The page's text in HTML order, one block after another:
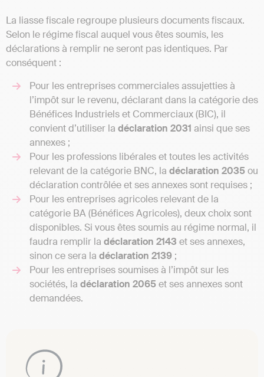
La liasse fiscale regroupe plusieurs documents fiscaux.
Selon le régime fiscal auquel vous êtes soumis, les
déclarations à remplir ne seront pas identiques. Par
conséquent :
Pour les entreprises commerciales assujetties à
l’impôt sur le revenu, déclarant dans la catégorie des
Bénéfices Industriels et Commerciaux (BIC), il
convient d’utiliser la déclaration 2031 ainsi que ses
annexes ;
Pour les professions libérales et toutes les activités
relevant de la catégorie BNC, la déclaration 2035ou
déclaration contrôlée et ses annexes sont requises ;
Pour les entreprises agricoles relevant de la
catégorie BA (Bénéfices Agricoles), deux choix sont
disponibles. Si vous êtes soumis au régime normal, il
faudra remplir la déclaration 2143 et ses annexes,
sinon ce sera la déclaration 2139 ;
Pour les entreprises soumises à l’impôt sur les
sociétés, la déclaration 2065et ses annexes sont
demandées.